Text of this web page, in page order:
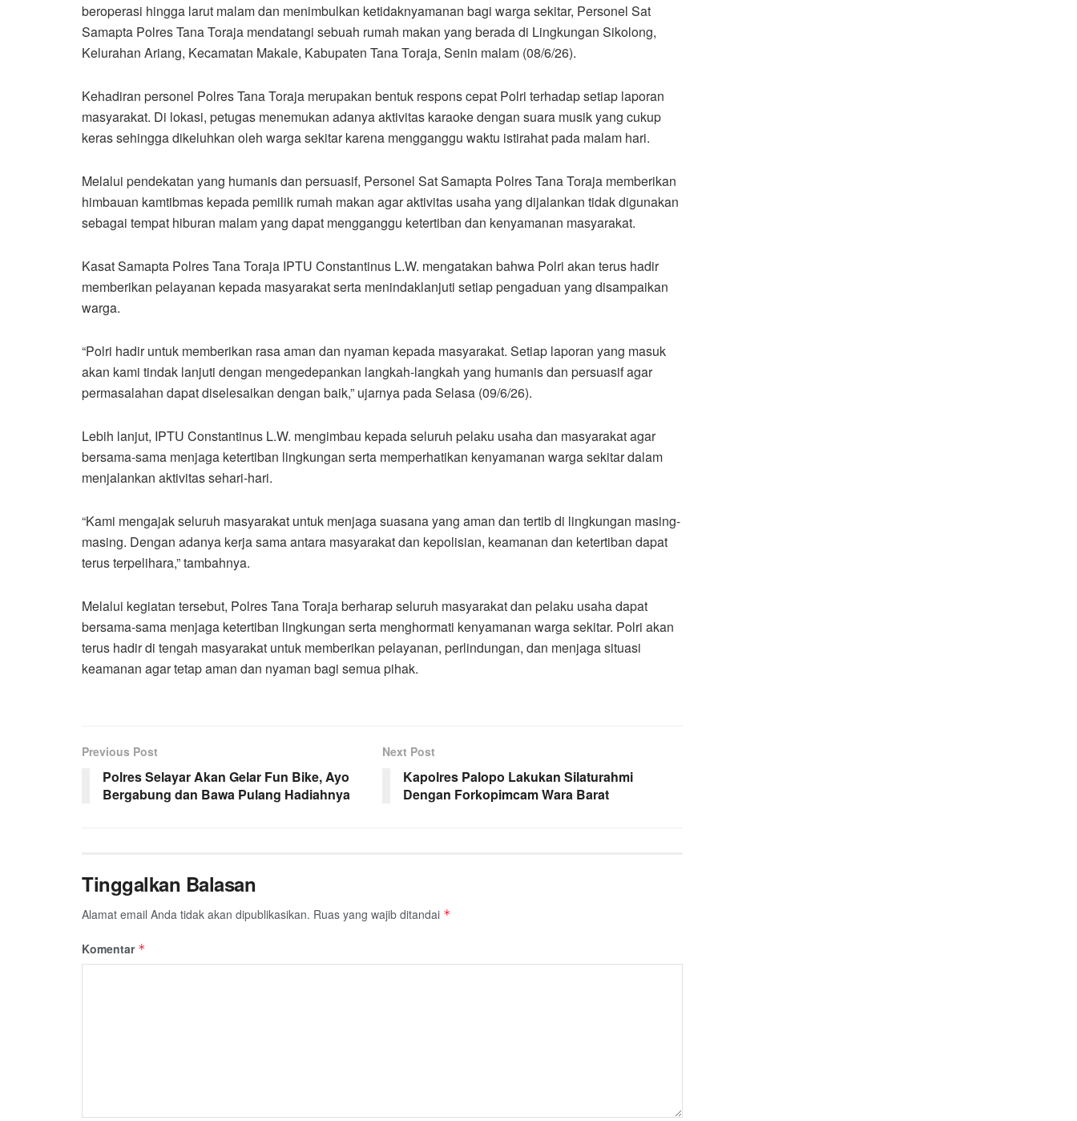
beroperasi hingga larut malam dan menimbulkan ketidaknyamanan bagi warga sekitar, Personel Sat
Samapta Polres Tana Toraja mendatangi sebuah rumah makan yang berada di Lingkungan Sikolong,
Kelurahan Ariang, Kecamatan Makale, Kabupaten Tana Toraja, Senin malam (08/6/26).
Kehadiran personel Polres Tana Toraja merupakan bentuk respons cepat Polri terhadap setiap laporan
masyarakat. Di lokasi, petugas menemukan adanya aktivitas karaoke dengan suara musik yang cukup
keras sehingga dikeluhkan oleh warga sekitar karena mengganggu waktu istirahat pada malam hari.
Melalui pendekatan yang humanis dan persuasif, Personel Sat Samapta Polres Tana Toraja memberikan
himbauan kamtibmas kepada pemilik rumah makan agar aktivitas usaha yang dijalankan tidak digunakan
sebagai tempat hiburan malam yang dapat mengganggu ketertiban dan kenyamanan masyarakat.
Kasat Samapta Polres Tana Toraja IPTU Constantinus L.W. mengatakan bahwa Polri akan terus hadir
memberikan pelayanan kepada masyarakat serta menindaklanjuti setiap pengaduan yang disampaikan
warga.
“Polri hadir untuk memberikan rasa aman dan nyaman kepada masyarakat. Setiap laporan yang masuk
akan kami tindak lanjuti dengan mengedepankan langkah-langkah yang humanis dan persuasif agar
permasalahan dapat diselesaikan dengan baik,” ujarnya pada Selasa (09/6/26).
Lebih lanjut, IPTU Constantinus L.W. mengimbau kepada seluruh pelaku usaha dan masyarakat agar
bersama-sama menjaga ketertiban lingkungan serta memperhatikan kenyamanan warga sekitar dalam
menjalankan aktivitas sehari-hari.
“Kami mengajak seluruh masyarakat untuk menjaga suasana yang aman dan tertib di lingkungan masing-
masing. Dengan adanya kerja sama antara masyarakat dan kepolisian, keamanan dan ketertiban dapat
terus terpelihara,” tambahnya.
Melalui kegiatan tersebut, Polres Tana Toraja berharap seluruh masyarakat dan pelaku usaha dapat
bersama-sama menjaga ketertiban lingkungan serta menghormati kenyamanan warga sekitar. Polri akan
terus hadir di tengah masyarakat untuk memberikan pelayanan, perlindungan, dan menjaga situasi
keamanan agar tetap aman dan nyaman bagi semua pihak.
Previous Post
Polres Selayar Akan Gelar Fun Bike, Ayo
Bergabung dan Bawa Pulang Hadiahnya
Next Post
Kapolres Palopo Lakukan Silaturahmi
Dengan Forkopimcam Wara Barat
Tinggalkan Balasan
Alamat email Anda tidak akan dipublikasikan. Ruas yang wajib ditandai *
Komentar *